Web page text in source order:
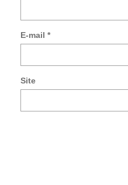
E-mail *
Site